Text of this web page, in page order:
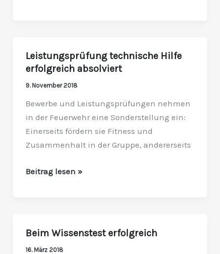
Leistungsprüfung technische Hilfe
erfolgreich absolviert
9. November 2018
Bewerbe und Leistungsprüfungen nehmen
in der Feuerwehr eine Sonderstellung ein:
Einerseits fördern sie Fitness und
Zusammenhalt in der Gruppe, andererseits
Leistungsprüfung
technische
Hilfe
Beitrag lesen »
Beim Wissenstest erfolgreich
16. März 2018
Beim
Wissenstest